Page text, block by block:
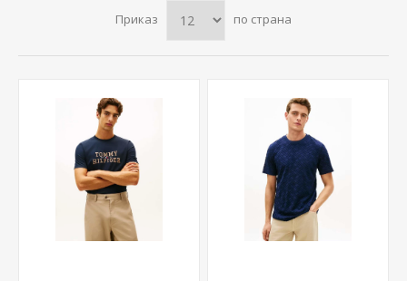
Приказ по страна